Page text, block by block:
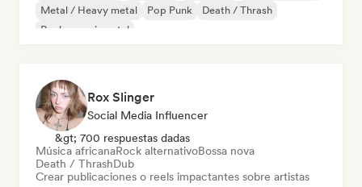
Metal / Heavy metal
Pop Punk
Death / Thrash
Rock experimental
Rox Slinger
Social Media Influencer
&gt; 700 respuestas dadas
Música africanaRock alternativoBossa nova
Death / ThrashDub
Crear publicaciones o reels impactantes sobre artistas